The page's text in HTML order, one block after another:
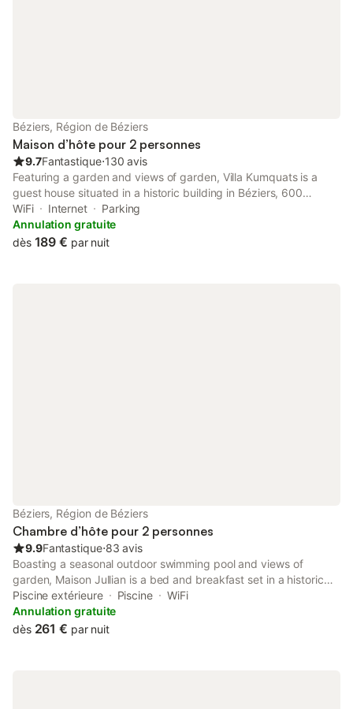
Béziers, Région de Béziers
Maison d’hôte pour 2 personnes
9.7Fantastique⋅130 avis
Featuring a garden and views of garden, Villa Kumquats is a
guest house situated in a historic building in Béziers, 600
metres from Beziers Arena. With city views, this accommodation
offers a patio.
WiFi Internet
Parking
Annulation gratuite
dès 189 € par nuit
Béziers, Région de Béziers
Chambre d’hôte pour 2 personnes
9.9Fantastique⋅83 avis
Boasting a seasonal outdoor swimming pool and views of
garden, Maison Jullian is a bed and breakfast set in a historic
building in Béziers, 1.5 km from Saint-Nazaire Cathedral. This 4-
star bed and breakfast offers a garden.
Piscine extérieure Piscine
WiFi
Annulation gratuite
dès 261 € par nuit